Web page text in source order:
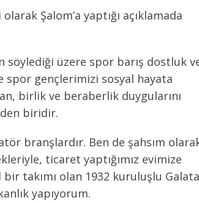
Şalom’a yaptığı açıklamada
söylediği üzere spor barış dostluk
gençlerimizi sosyal hayata
birlik ve beraberlik duygularını
biridir.
branşlardır. Ben de şahsım
ticaret yaptığımız evimize
takımı olan 1932 kuruluşlu Galata
yapıyorum.